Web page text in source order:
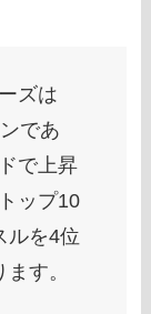
ズは
であ
で上昇
ップ10
ルを4位
す。